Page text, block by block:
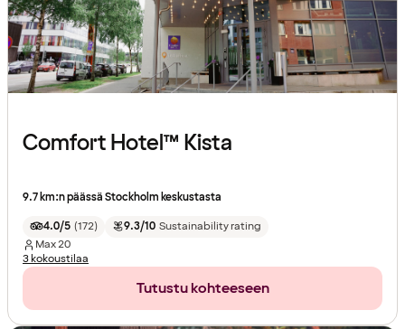
Comfort Hotel™ Kista
9.7 km:n päässä Stockholm keskustasta
4.0/5 (172) 9.3/10 Sustainability rating
Max20
3 kokoustilaa
Tutustu kohteeseen